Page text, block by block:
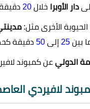
دار الأوبرا خلال 20
الأخرى مثل:
بين 25 إلى 50 دقيقة
الدولي عن كمبوند
لافيردي